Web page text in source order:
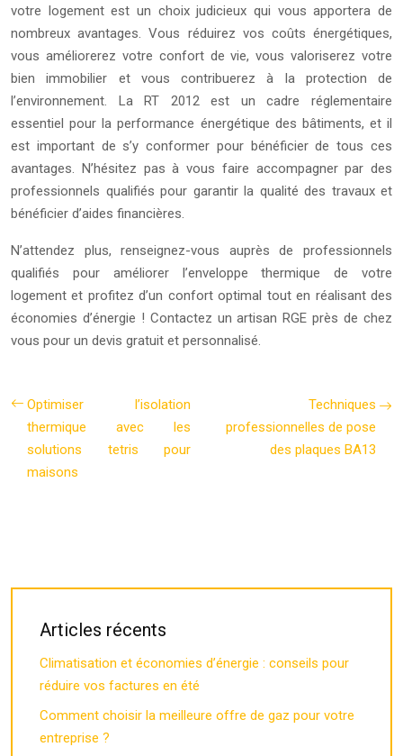
votre logement est un choix judicieux qui vous apportera de
nombreux avantages. Vous réduirez vos coûts énergétiques,
vous améliorerez votre confort de vie, vous valoriserez votre
bien immobilier et vous contribuerez à la protection de
l’environnement. La RT 2012 est un cadre réglementaire
essentiel pour la performance énergétique des bâtiments, et il
est important de s’y conformer pour bénéficier de tous ces
avantages. N’hésitez pas à vous faire accompagner par des
professionnels qualifiés pour garantir la qualité des travaux et
bénéficier d’aides financières.
N’attendez plus, renseignez-vous auprès de professionnels
qualifiés pour améliorer l’enveloppe thermique de votre
logement et profitez d’un confort optimal tout en réalisant des
économies d’énergie ! Contactez un artisan RGE près de chez
vous pour un devis gratuit et personnalisé.
Optimiser l’isolation
thermique avec les
solutions tetris pour
maisons
Techniques
professionnelles de pose
des plaques BA13
Articles récents
Climatisation et économies d’énergie : conseils pour
réduire vos factures en été
Comment choisir la meilleure offre de gaz pour votre
entreprise ?